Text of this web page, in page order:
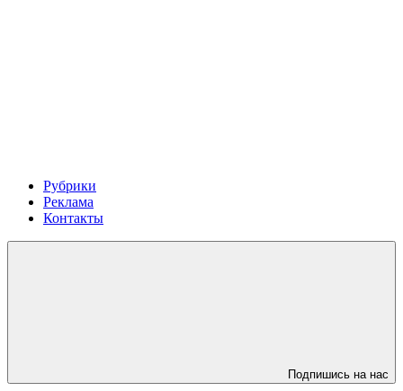
Рубрики
Реклама
Контакты
Подпишись на нас